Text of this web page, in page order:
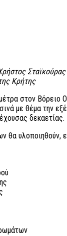
Κρήτης
στον
με θέμα την
δεκαετίας.
θα υλοποιηθούν,